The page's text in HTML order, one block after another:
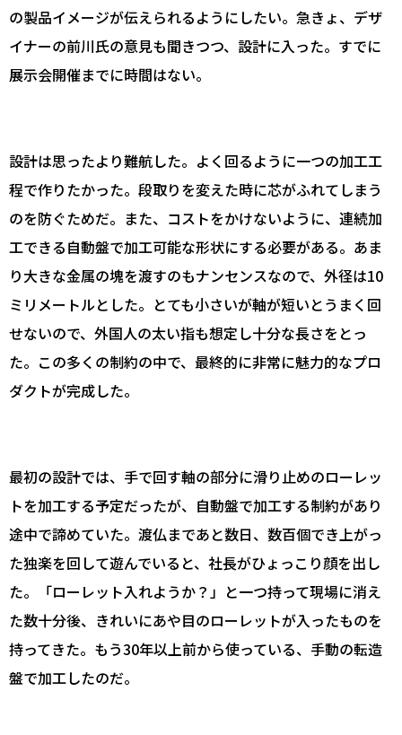
の製品イメージが伝えられるようにしたい。急きょ、デザ
イナーの前川氏の意見も聞きつつ、設計に入った。すでに
展示会開催までに時間はない。
設計は思ったより難航した。よく回るように一つの加工工
程で作りたかった。段取りを変えた時に芯がふれてしまう
のを防ぐためだ。また、コストをかけないように、連続加
工できる自動盤で加工可能な形状にする必要がある。あま
り大きな金属の塊を渡すのもナンセンスなので、外径は10
ミリメートルとした。とても小さいが軸が短いとうまく回
せないので、外国人の太い指も想定し十分な長さをとっ
た。この多くの制約の中で、最終的に非常に魅力的なプロ
ダクトが完成した。
最初の設計では、手で回す軸の部分に滑り止めのローレッ
トを加工する予定だったが、自動盤で加工する制約があり
途中で諦めていた。渡仏まであと数日、数百個でき上がっ
た独楽を回して遊んでいると、社長がひょっこり顔を出し
た。「ローレット入れようか？」と一つ持って現場に消え
た数十分後、きれいにあや目のローレットが入ったものを
持ってきた。もう30年以上前から使っている、手動の転造
盤で加工したのだ。